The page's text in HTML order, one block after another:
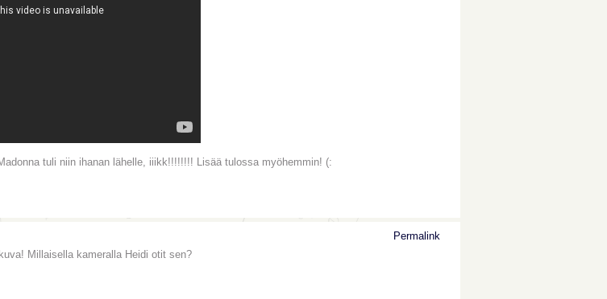
tuli niin ihanan lähelle, iiikk!!!!!!!! Lisää tulossa myöhemmin! (:
Permalink
Millaisella kameralla Heidi otit sen?